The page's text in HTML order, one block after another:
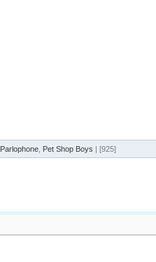
Parlophone Pet Shop Boys | [925]